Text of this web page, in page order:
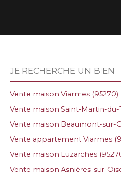
JE RECHERCHE UN BIEN
Vente maison Viarmes (95270)
Vente maison Saint-Martin-du-
Vente maison Beaumont-sur-
Vente appartement Viarmes
Vente maison Luzarches
Vente maison Asnières-sur-